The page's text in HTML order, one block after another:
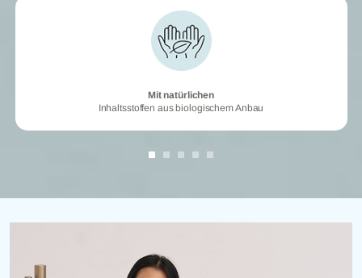
Mit natürlichen
Inhaltsstoffen aus biologischem Anbau
Mit natürlichen
Inhaltsstoffen aus biologischem Anbau